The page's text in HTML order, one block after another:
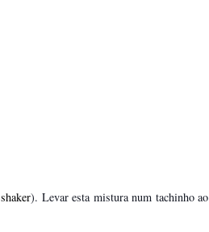
shaker). Levar esta mistura num tachinho ao